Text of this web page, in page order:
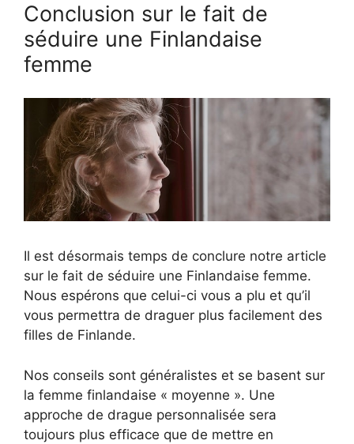
Conclusion sur le fait de
séduire une Finlandaise
femme
Il est désormais temps de conclure notre article
sur le fait de séduire une Finlandaise femme.
Nous espérons que celui-ci vous a plu et qu’il
vous permettra de draguer plus facilement des
filles de Finlande.
Nos conseils sont généralistes et se basent sur
la femme finlandaise « moyenne ». Une
approche de drague personnalisée sera
toujours plus efficace que de mettre en